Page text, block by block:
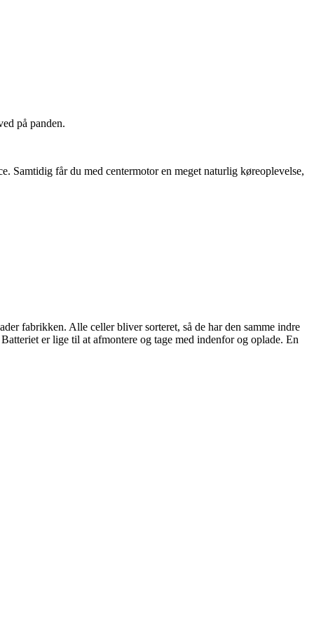
på panden.
Samtidig får du med centermotor en meget naturlig køreoplevelse,
fabrikken. Alle celler bliver sorteret, så de har den samme indre
er lige til at afmontere og tage med indenfor og oplade. En